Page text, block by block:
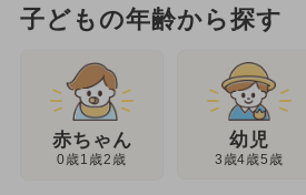
子どもの年齢から探す
赤ちゃん
0歳1歳2歳
幼児
3歳4歳5歳